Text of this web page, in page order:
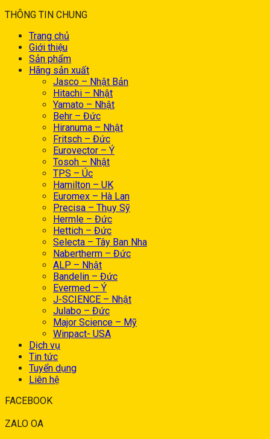
THÔNG TIN CHUNG
Trang chủ
Giới thiệu
Sản phẩm
Hãng sản xuất
Jasco – Nhật Bản
Hitachi – Nhật
Yamato – Nhật
Behr – Đức
Hiranuma – Nhật
Fritsch – Đức
Eurovector – Ý
Tosoh – Nhật
TPS – Úc
Hamilton – UK
Euromex – Hà Lan
Precisa – Thụy Sỹ
Hermle – Đức
Hettich – Đức
Selecta – Tây Ban Nha
Nabertherm – Đức
ALP – Nhật
Bandelin – Đức
Evermed – Ý
J-SCIENCE – Nhật
Julabo – Đức
Major Science – Mỹ
Winpact- USA
Dịch vụ
Tin tức
Tuyển dụng
Liên hệ
FACEBOOK
ZALO OA